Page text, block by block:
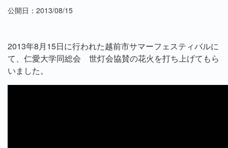
公開日：2013/08/15
2013年8月15日に行われた越前市サマーフェスティバルに
て、仁愛大学同総会 世灯会協賛の花火を打ち上げてもら
いました。